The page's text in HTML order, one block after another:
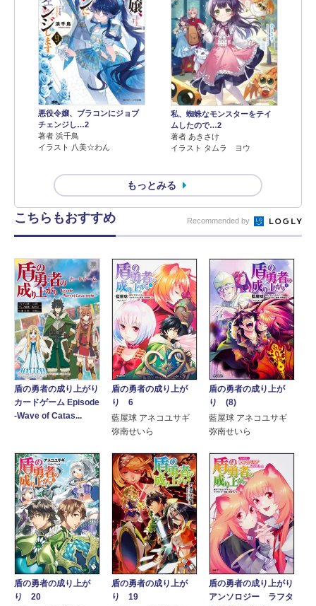
悪役令嬢、ブラコンにジョブ
チェンジし…2
著者 浜千鳥
イラスト 八美☆わん
私、蜘蛛なモンスターをテイ
ムしたので…2
著者 あきさけ
イラスト タムラ ヨウ
もっとみる
こちらもおすすめ Recommended by
盾の勇者の成り上がり
カードゲーム Episode
-Wave of Catas...
盾の勇者の成り上が
り 6
藍屋球 アネコユサギ
弥南せいら
盾の勇者の成り上が
り (8)
藍屋球 アネコユサギ
弥南せいら
盾の勇者の成り上が
り 20
盾の勇者の成り上が
り 19
盾の勇者の成り上がり
アンソロジー ラフタ